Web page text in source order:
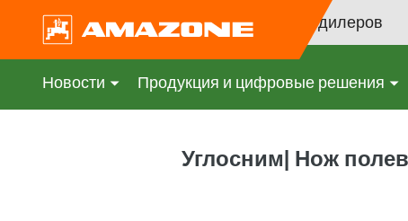
Поиск дилеров
Новости Продукция и цифровые решения
Углосним| Нож